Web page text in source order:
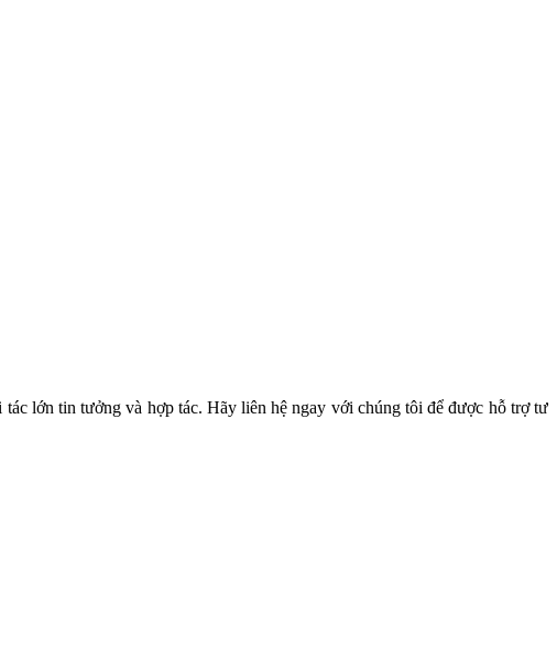
lớn tin tưởng và hợp tác. Hãy liên hệ ngay với chúng tôi để được hỗ trợ tư